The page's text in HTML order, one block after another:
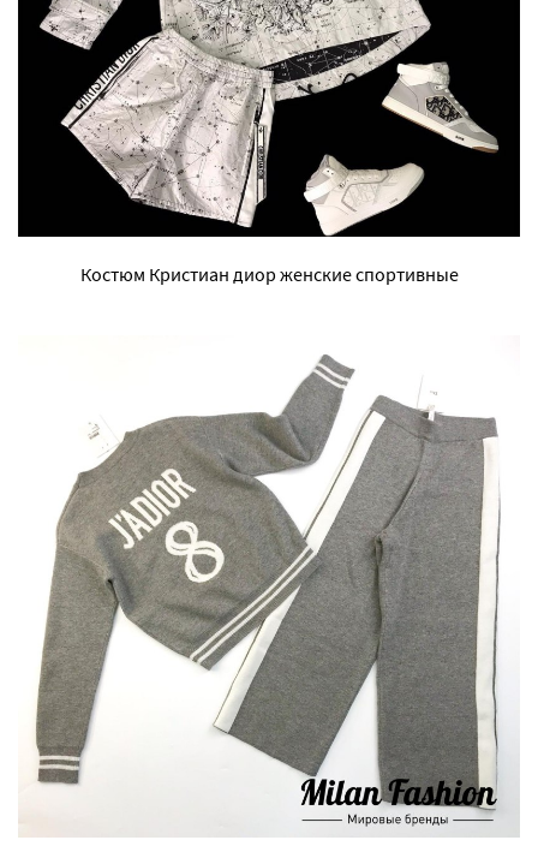
Костюм Кристиан диор женские спортивные